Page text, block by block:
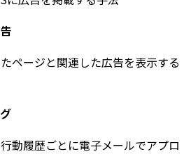
ージと関連した広告を表示する
履歴ごとに電子メールでアプロ